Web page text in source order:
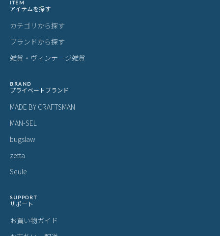
ITEM
アイテムを探す
カテゴリから探す
ブランドから探す
雑貨・ヴィンテージ雑貨
BRAND
プライベートブランド
MADE BY CRAFTSMAN
MAN-SEL
bugslaw
zetta
Seule
SUPPORT
サポート
お買い物ガイド